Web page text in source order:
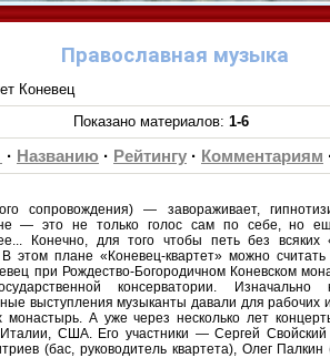
Православная музыка
Коневец
Показано материалов:1-6
· Названию · Рейтингу· Комментариям
сопровождения) — завораживает,
— это не только голос сам по себе, но
Конечно, для того чтобы петь без всяких
этом плане «Коневец-квартет» можно
при Рождество-Богородичном Коневском
консерватории.
выступления музыканты давали для рабочих
А уже через несколько лет
США. Его участники — Сергей
(бас, руководитель квартета), Олег